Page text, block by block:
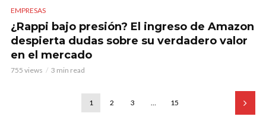
EMPRESAS
¿Rappi bajo presión? El ingreso de Amazon
despierta dudas sobre su verdadero valor
en el mercado
755 views 3 min read
1 2 3 … 15